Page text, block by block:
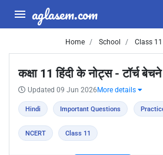
aglasem.com
Home School Class 11
कक्षा 11 हिंदी के नोट्स - टॉर्च
Updated 09 Jun 2026 More details
Hindi Important Questions
NCERT Class 11